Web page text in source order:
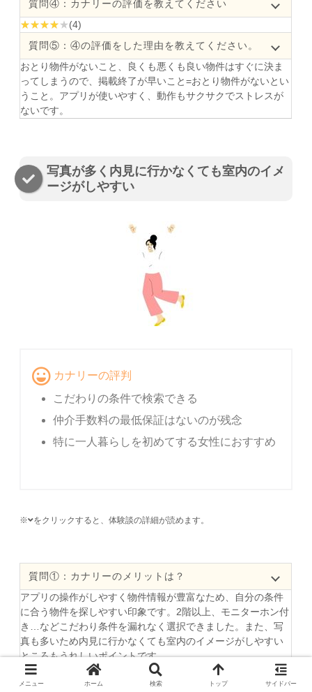
質問④：カナリーの評価を教えてください
(4)
質問⑤：④の評価をした理由を教えてください。
おとり物件がないこと、良くも悪くも良い物件はすぐに決ま
ってしまうので、掲載終了が早いこと=おとり物件がないとい
うこと。アプリが使いやすく、動作もサクサクでストレスが
ないです。
写真が多く内見に行かなくても室内のイメ
ージがしやすい
カナリーの評判
こだわりの条件で検索できる
仲介手数料の最低保証はないのが残念
特に一人暮らしを初めてする女性におすすめ
※ をクリックすると、体験談の詳細が読めます。
質問①：カナリーのメリットは？
アプリの操作がしやすく物件情報が豊富なため、自分の条件
に合う物件を探しやすい印象です。2階以上、モニターホン付
き…などこだわり条件を漏れなく選択できました。また、写
真も多いため内見に行かなくても室内のイメージがしやすい
ところもうれしいポイントです。
質問②：カナリーのデメリットは？
メニュー ホーム 検索 トップ サイドバー